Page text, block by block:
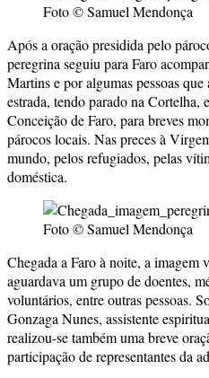
Foto © Samuel Mendonça
Após a oração presidida pelo
peregrina seguiu para Faro
Martins e por algumas pessoas
estrada, tendo parado na Cortelha,
Conceição de Faro, para breves
párocos locais. Nas preces à
mundo, pelos refugiados, pelas
doméstica.
Foto © Samuel Mendonça
Chegada a Faro à noite, a imagem
aguardava um grupo de doentes,
voluntários, entre outras pessoas.
Gonzaga Nunes, assistente
realizou-se também uma breve
participação de representantes da